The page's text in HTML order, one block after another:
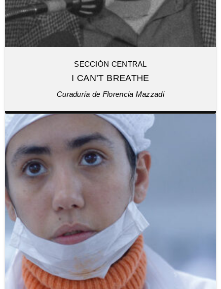
SECCIÓN CENTRAL
I CAN’T BREATHE
Curaduría de Florencia Mazzadi